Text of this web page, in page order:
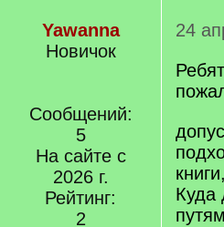
Yawanna
Новичок
Сообщений:
5
На сайте с
2026 г.
Рейтинг:
2
24
Куда